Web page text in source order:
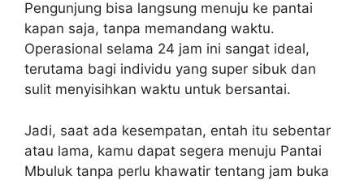
Pengunjung bisa langsung menuju ke pantai
kapan saja, tanpa memandang waktu.
Operasional selama 24 jam ini sangat ideal,
terutama bagi individu yang super sibuk dan
sulit menyisihkan waktu untuk bersantai.
Jadi, saat ada kesempatan, entah itu sebentar
atau lama, kamu dapat segera menuju Pantai
Mbuluk tanpa perlu khawatir tentang jam buka